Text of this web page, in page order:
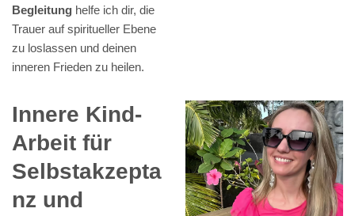
Begleitung helfe ich dir, die
Trauer auf spiritueller Ebene
zu loslassen und deinen
inneren Frieden zu heilen.
Innere Kind-
Arbeit für
Selbstakzepta
nz und